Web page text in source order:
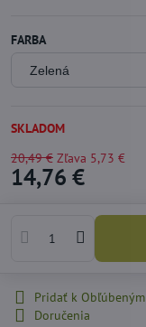
FARBA
SKLADOM
20,49 € Zľava 5,73 €
14,76 €
Pridať k Obľúbeným
Doručenia